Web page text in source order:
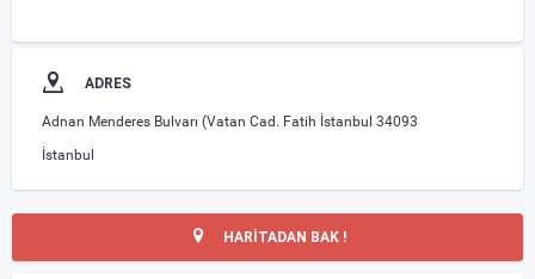
ADRES
Adnan Menderes Bulvarı (Vatan Cad. Fatih İstanbul 34093
İstanbul
HARİTADAN BAK !